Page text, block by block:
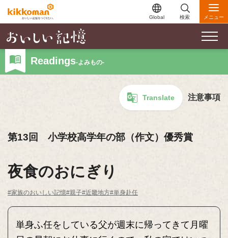
Global 検索 メニュー
Readings-よみもの-
Translate 注意事項
第13回 小学校高学年の部（作文）優秀賞
夜食のおにぎり
#家族のおいしい記憶#親子#近畿地方#単身赴任
単身ふ任をしている父が週末に帰ってきて月曜